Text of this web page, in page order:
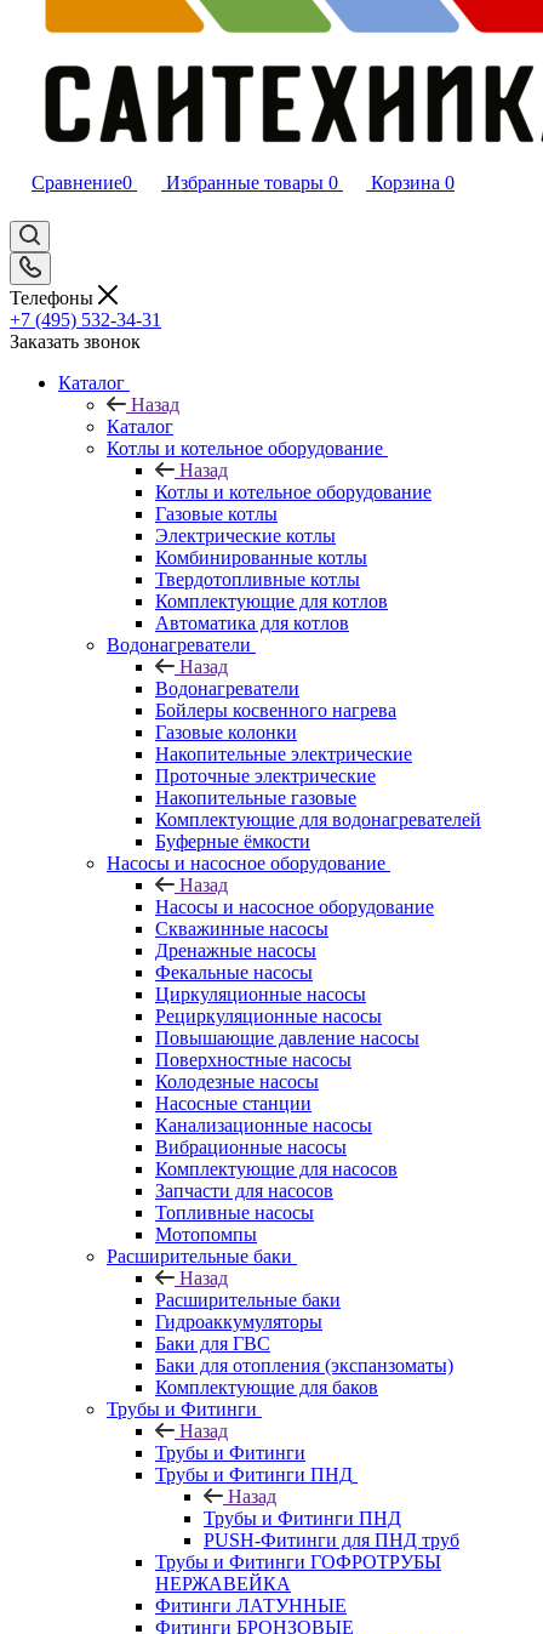
Сравнение0 Избранные товары 0 Корзина 0
Телефоны
+7 (495) 532‑34‑31
Заказать звонок
Каталог
Назад
Каталог
Котлы и котельное оборудование
Назад
Котлы и котельное оборудование
Газовые котлы
Электрические котлы
Комбинированные котлы
Твердотопливные котлы
Комплектующие для котлов
Автоматика для котлов
Водонагреватели
Назад
Водонагреватели
Бойлеры косвенного нагрева
Газовые колонки
Накопительные электрические
Проточные электрические
Накопительные газовые
Комплектующие для водонагревателей
Буферные ёмкости
Насосы и насосное оборудование
Назад
Насосы и насосное оборудование
Скважинные насосы
Дренажные насосы
Фекальные насосы
Циркуляционные насосы
Рециркуляционные насосы
Повышающие давление насосы
Поверхностные насосы
Колодезные насосы
Насосные станции
Канализационные насосы
Вибрационные насосы
Комплектующие для насосов
Запчасти для насосов
Топливные насосы
Мотопомпы
Расширительные баки
Назад
Расширительные баки
Гидроаккумуляторы
Баки для ГВС
Баки для отопления (экспанзоматы)
Комплектующие для баков
Трубы и Фитинги
Назад
Трубы и Фитинги
Трубы и Фитинги ПНД
Назад
Трубы и Фитинги ПНД
PUSH-Фитинги для ПНД труб
Трубы и Фитинги ГОФРОТРУБЫ
НЕРЖАВЕЙКА
Фитинги ЛАТУННЫЕ
Фитинги БРОНЗОВЫЕ